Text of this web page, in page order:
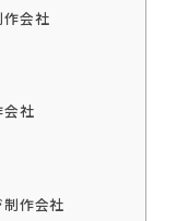
作会社
会社
作会社